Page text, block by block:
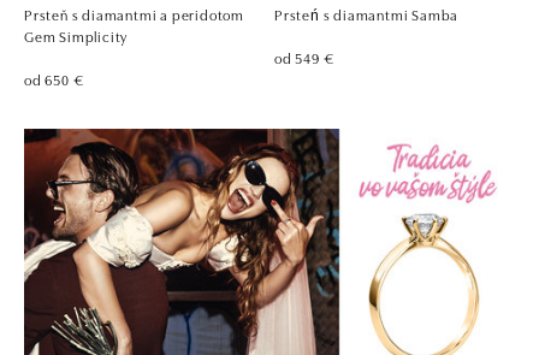
Prsteň s diamantmi a peridotom
Gem Simplicity
od 650 €
Prsteń s diamantmi Samba
od 549 €